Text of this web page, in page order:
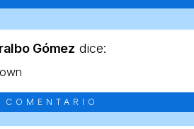
Gómez dice:
COMENTARIO